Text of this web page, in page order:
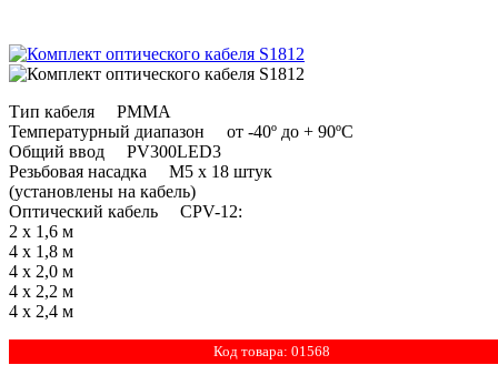
Тип кабеля PMMA
Температурный диапазон от -40º до + 90ºС
Общий ввод PV300LED3
Резьбовая насадка М5 х 18 штук
(установлены на кабель)
Оптический кабель CPV-12:
2 х 1,6 м
4 х 1,8 м
4 х 2,0 м
4 х 2,2 м
4 х 2,4 м
Код товара: 01568